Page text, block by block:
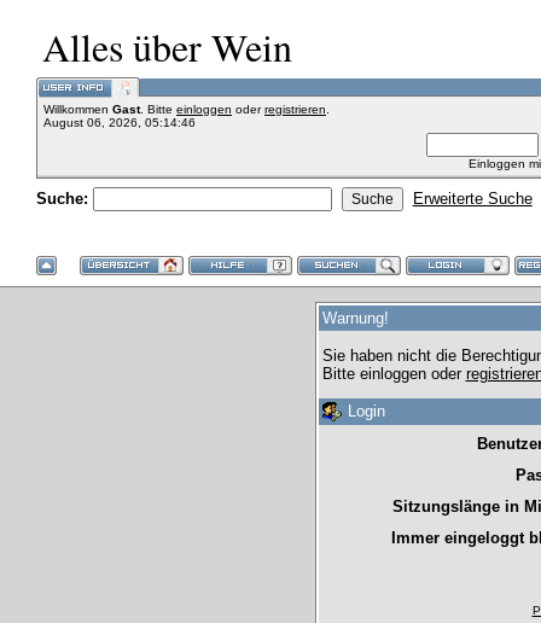
Alles über Wein
Willkommen Gast. Bitte einloggen oderregistrieren
August 06, 2026, 05:14:46
Einloggen
Suche: Erweiterte Suche
Warnung!
Sie haben nicht die
Bitte einloggen oder
Login
Sitzungslänge in
Immer eingeloggt